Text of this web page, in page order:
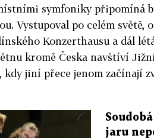
symfoniky připomíná
Vystupoval po celém světě,
Konzerthausu a dál
kromě Česka navštíví
kdy jiní přece jenom začínají
jaru